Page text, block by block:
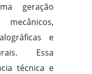
geração
e
Essa
técnica e